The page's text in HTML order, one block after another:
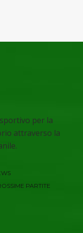
per la
attraverso la
PARTITE